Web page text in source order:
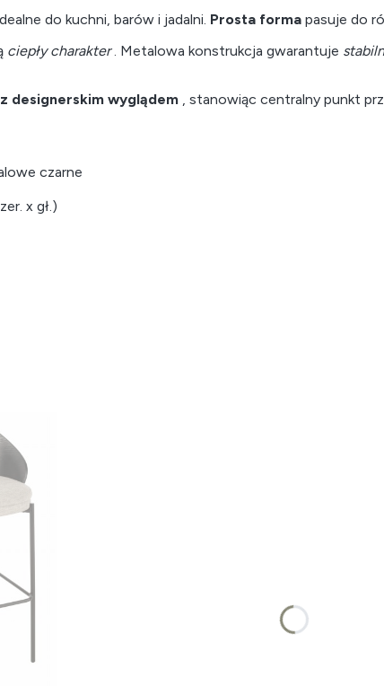
do kuchni, barów i jadalni. Prosta forma pasuje do
ciepły charakter. Metalowa konstrukcja gwarantuje
designerskim wyglądem , stanowiąc centralny punkt
czarne
x gł.)